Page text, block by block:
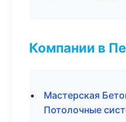
Компании в
Мастерская
Потолочные